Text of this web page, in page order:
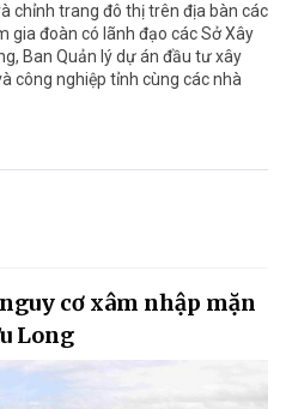
chỉnh trang đô thị trên địa bàn các
gia đoàn có lãnh đạo các Sở Xây
Ban Quản lý dự án đầu tư xây
công nghiệp tỉnh cùng các nhà
cơ xâm nhập mặn
Long